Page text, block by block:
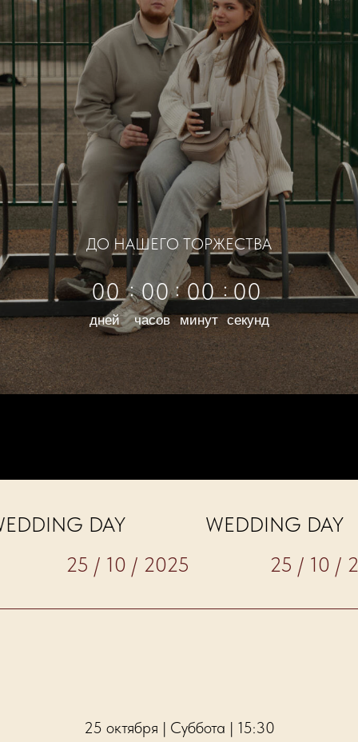
00
00
00
00 : : :
ДО НАШЕГО ТОРЖЕСТВА
дней часов минут секунд
DAY
WEDDING DAY
25 / 10 / 2025 25 /
25 октября | Суббота | 15:30